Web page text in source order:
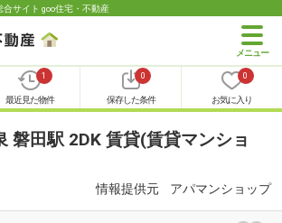
合サイト goo住宅・不動産
1
最近見た物件
0
保存した条件
0
お気に入り
磐田駅 2DK 賃貸(賃貸マンショ
情報提供元 アパマンショップ